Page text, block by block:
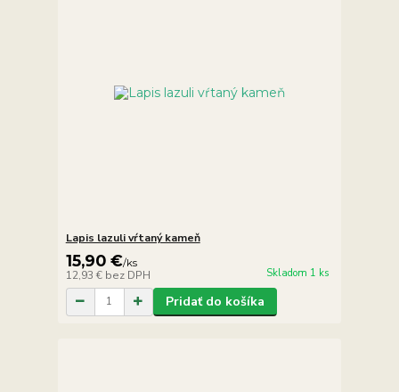
Lapis lazuli vŕtaný kameň
15,90 €/ks
12,93 € bez DPH Skladom 1 ks
Pridať do košíka